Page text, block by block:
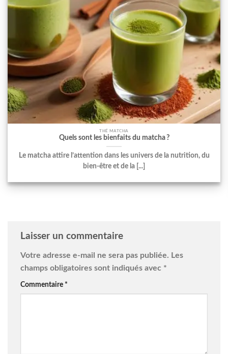
THÉ MATCHA
Quels sont les bienfaits du matcha ?
Le matcha attire l’attention dans les univers de la nutrition, du
bien-être et de la [...]
Laisser un commentaire
Votre adresse e-mail ne sera pas publiée. Les
champs obligatoires sont indiqués avec *
Commentaire *